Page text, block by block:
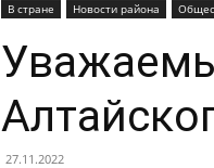
В стране Новости района
27.11.2022